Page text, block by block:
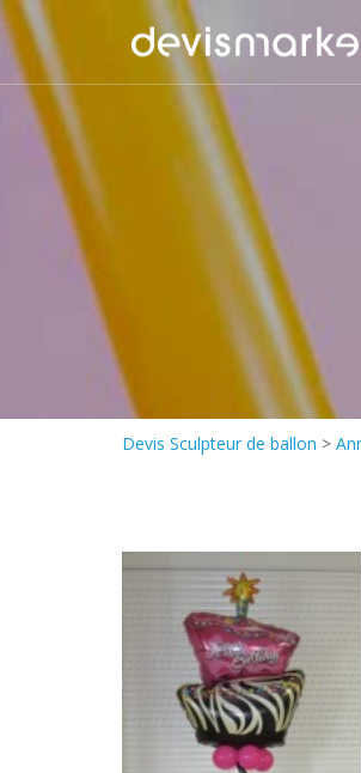
Devis Sculpteur de ballon >